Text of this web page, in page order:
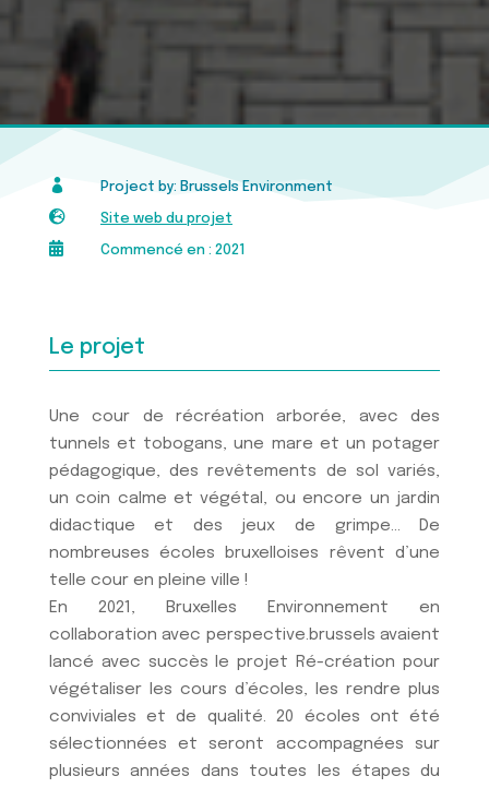
 Project by: Brussels Environment
 Site web du projet
 Commencé en : 2021
Le projet
Une cour de récréation arborée, avec des
tunnels et tobogans, une mare et un potager
pédagogique, des revêtements de sol variés,
un coin calme et végétal, ou encore un jardin
didactique et des jeux de grimpe… De
nombreuses écoles bruxelloises rêvent d’une
telle cour en pleine ville !
En 2021, Bruxelles Environnement en
collaboration avec perspective.brussels avaient
lancé avec succès le projet Ré-création pour
végétaliser les cours d’écoles, les rendre plus
conviviales et de qualité. 20 écoles ont été
sélectionnées et seront accompagnées sur
plusieurs années dans toutes les étapes du